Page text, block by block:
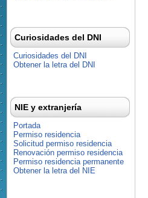
Curiosidades del DNI
Curiosidades del DNI
Obtener la letra del DNI
NIE y extranjería
Portada
Permiso residencia
Solicitud permiso residencia
Renovación permiso residencia
Permiso residencia permanente
Obtener la letra del NIE